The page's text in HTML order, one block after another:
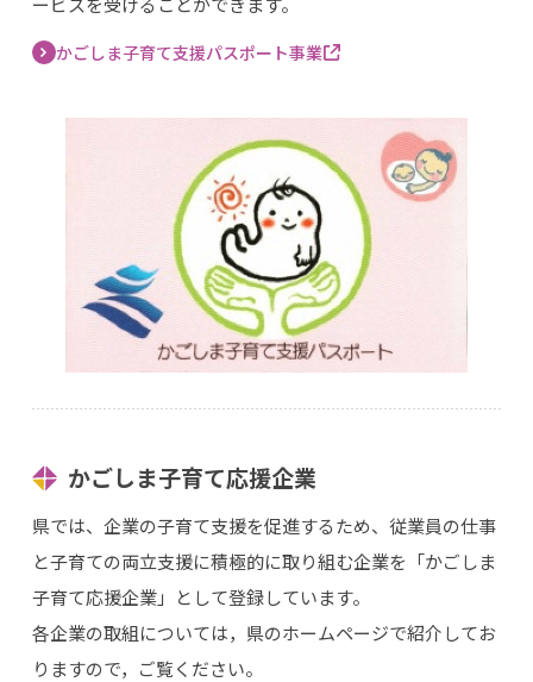
かごしま子育て支援パスポート事業
かごしま子育て応援企業
県では、企業の子育て支援を促進するため、従業員の仕事
と子育ての両立支援に積極的に取り組む企業を「かごしま
子育て応援企業」として登録しています。
各企業の取組については，県のホームページで紹介してお
りますので，ご覧ください。